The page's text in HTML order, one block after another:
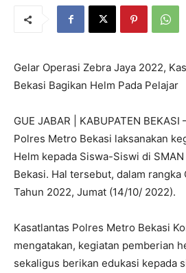
Gelar Operasi Zebra Jaya 2022,
Bekasi Bagikan Helm Pada Pelajar
GUE JABAR | KABUPATEN
Polres Metro Bekasi laksanakan
Helm kepada Siswa-Siswi di
Bekasi. Hal tersebut, dalam rangka
Tahun 2022, Jumat (14/10/ 2022).
Kasatlantas Polres Metro Bekasi
mengatakan, kegiatan pemberian
sekaligus berikan edukasi kepada